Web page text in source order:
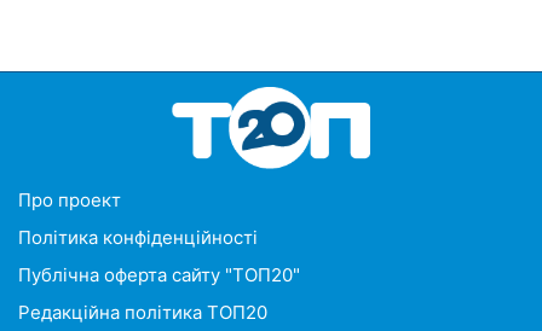
Про проект
Політика конфіденційності
Публічна оферта сайту "ТОП20"
Редакційна політика ТОП20